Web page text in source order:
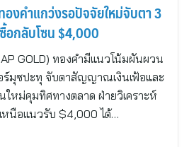
องคำแกว่งรอปัจจัยใหม่จับตา 3
กลับโซน $4,000
GOLD) ทองคำมีแนวโน้มผันผวน
มุซปะทุ จับตาสัญญาณเงินเฟ้อและ
ใหม่คุมทิศทางตลาด ฝ่ายวิเคราะห์
หนือแนวรับ $4,000 ได้…